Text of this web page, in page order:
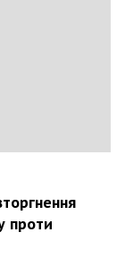
проти